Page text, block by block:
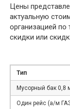
Цены
актуальную
организацией по
скидки или
Тип
Мусорный бак 0,8
Один рейс (а/м